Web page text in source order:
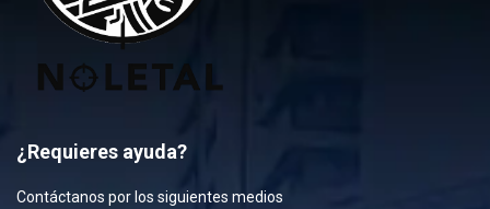
¿Requieres ayuda?
Contáctanos por los siguientes medios